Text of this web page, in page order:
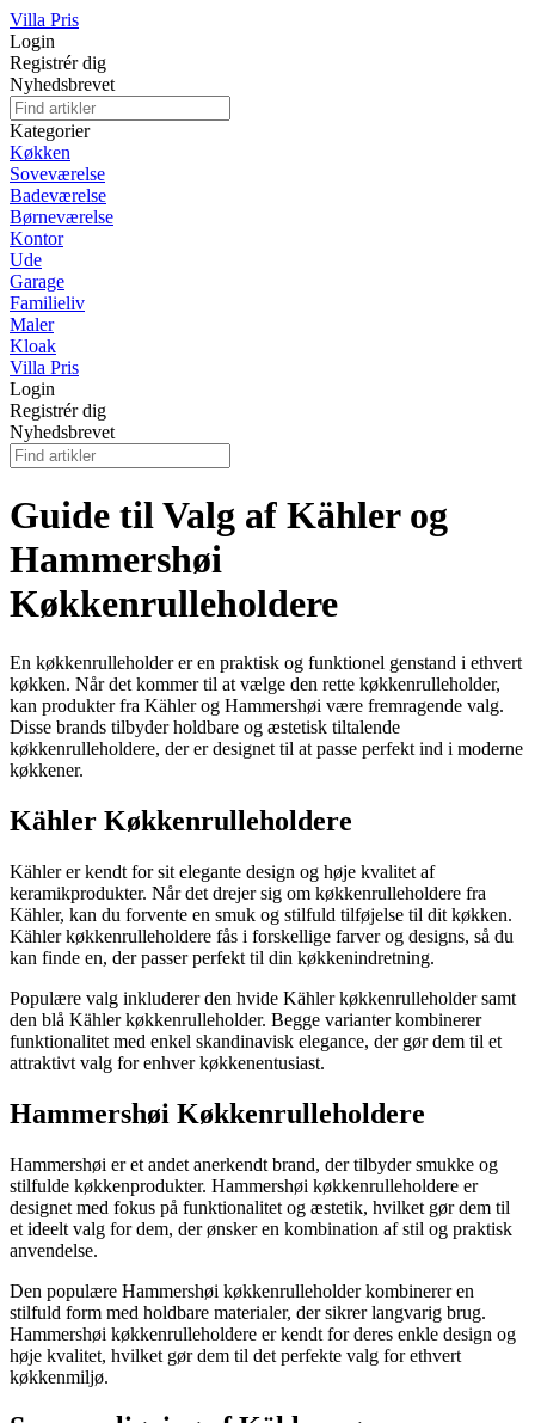
Villa Pris
Login
Registrér dig
Nyhedsbrevet
Kategorier
Køkken
Soveværelse
Badeværelse
Børneværelse
Kontor
Ude
Garage
Familieliv
Maler
Kloak
Villa Pris
Login
Registrér dig
Nyhedsbrevet
Guide til Valg af Kähler og
Hammershøi
Køkkenrulleholdere
En køkkenrulleholder er en praktisk og funktionel genstand i ethvert
køkken. Når det kommer til at vælge den rette køkkenrulleholder,
kan produkter fra Kähler og Hammershøi være fremragende valg.
Disse brands tilbyder holdbare og æstetisk tiltalende
køkkenrulleholdere, der er designet til at passe perfekt ind i moderne
køkkener.
Kähler Køkkenrulleholdere
Kähler er kendt for sit elegante design og høje kvalitet af
keramikprodukter. Når det drejer sig om køkkenrulleholdere fra
Kähler, kan du forvente en smuk og stilfuld tilføjelse til dit køkken.
Kähler køkkenrulleholdere fås i forskellige farver og designs, så du
kan finde en, der passer perfekt til din køkkenindretning.
Populære valg inkluderer den hvide Kähler køkkenrulleholder samt
den blå Kähler køkkenrulleholder. Begge varianter kombinerer
funktionalitet med enkel skandinavisk elegance, der gør dem til et
attraktivt valg for enhver køkkenentusiast.
Hammershøi Køkkenrulleholdere
Hammershøi er et andet anerkendt brand, der tilbyder smukke og
stilfulde køkkenprodukter. Hammershøi køkkenrulleholdere er
designet med fokus på funktionalitet og æstetik, hvilket gør dem til
et ideelt valg for dem, der ønsker en kombination af stil og praktisk
anvendelse.
Den populære Hammershøi køkkenrulleholder kombinerer en
stilfuld form med holdbare materialer, der sikrer langvarig brug.
Hammershøi køkkenrulleholdere er kendt for deres enkle design og
høje kvalitet, hvilket gør dem til det perfekte valg for ethvert
køkkenmiljø.